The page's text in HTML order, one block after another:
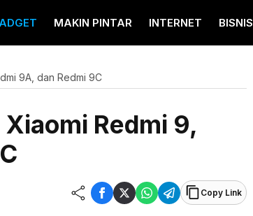
MAKIN PINTAR INTERNET BISNIS
9A, dan Redmi 9C
Redmi 9,
Copy Link